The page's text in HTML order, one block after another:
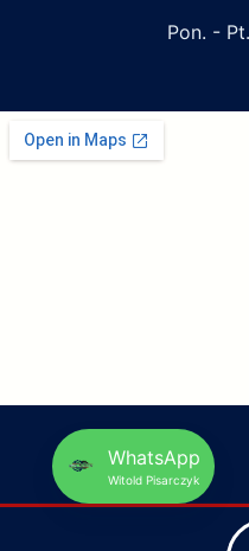
Pon. -
WhatsApp
Witold Pisarczyk